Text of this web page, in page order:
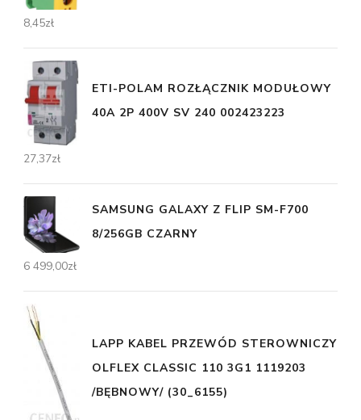
8,45zł
ETI-POLAM ROZŁĄCZNIK MODUŁOWY
40A 2P 400V SV 240 002423223
27,37zł
SAMSUNG GALAXY Z FLIP SM-F700
8/256GB CZARNY
6 499,00zł
LAPP KABEL PRZEWÓD STEROWNICZY
OLFLEX CLASSIC 110 3G1 1119203
/BĘBNOWY/ (30_6155)